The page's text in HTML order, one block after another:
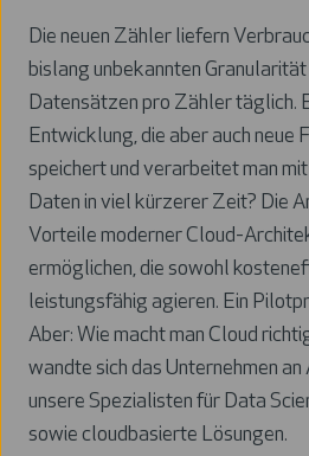
Die neuen Zähler liefern
bislang unbekannten
Datensätzen pro Zähler täglich.
Entwicklung, die aber auch neue
speichert und verarbeitet man
Daten in viel kürzerer Zeit? Die
Vorteile moderner Cloud-
ermöglichen, die sowohl
leistungsfähig agieren. Ein
Aber: Wie macht man Cloud
wandte sich das Unternehmen an
unsere Spezialisten für Data
sowie cloudbasierte Lösungen.